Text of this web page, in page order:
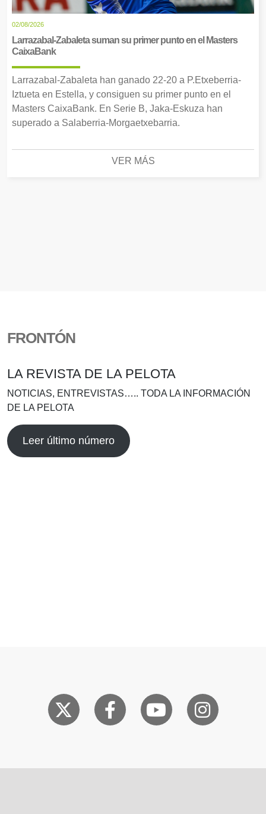
02/08/2026
Larrazabal-Zabaleta suman su primer punto en el Masters
CaixaBank
Larrazabal-Zabaleta han ganado 22-20 a P.Etxeberria-
Iztueta en Estella, y consiguen su primer punto en el
Masters CaixaBank. En Serie B, Jaka-Eskuza han
superado a Salaberria-Morgaetxebarria.
VER MÁS
FRONTÓN
LA REVISTA DE LA PELOTA
NOTICIAS, ENTREVISTAS….. TODA LA INFORMACIÓN
DE LA PELOTA
Leer último número